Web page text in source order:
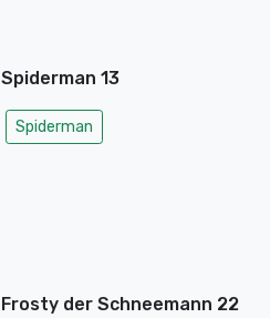
Spiderman 13
Spiderman
Frosty der Schneemann 22